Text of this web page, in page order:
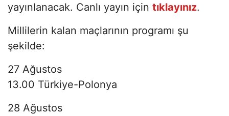
yayınlanacak. Canlı yayın için tıklayınız.
Millilerin kalan maçlarının programı şu
şekilde:
27 Ağustos
13.00 Türkiye-Polonya
28 Ağustos